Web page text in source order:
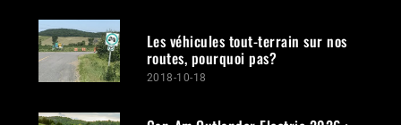
Les véhicules tout-terrain sur nos
routes, pourquoi pas?
2018-10-18